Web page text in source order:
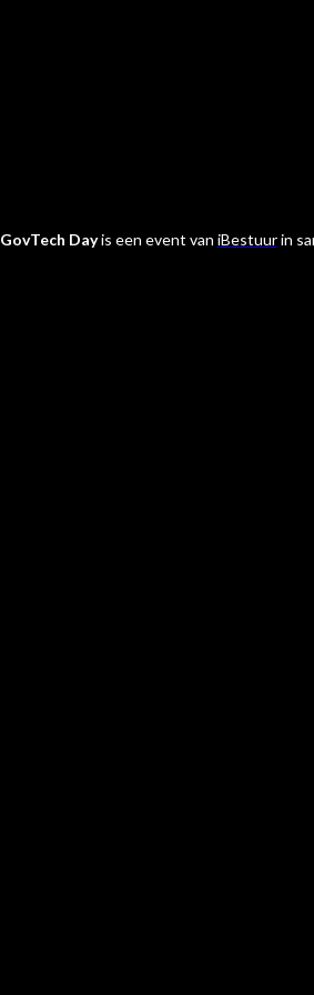
GovTech Dayis een event van iBestuurin